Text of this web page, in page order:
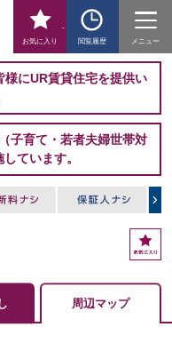
お気に入り
-
閲覧履歴
メニュー
にUR賃貸住宅を提供い
子育て・若者夫婦世帯対
ています。
周辺マップ